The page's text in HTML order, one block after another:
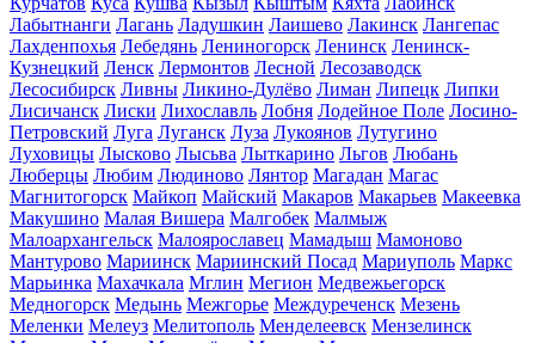
Лабытнанги Лагань Ладушкин Лаишево Лакинск Лангепас
Лахденпохья Лебедянь Лениногорск Ленинск Ленинск-
Кузнецкий Ленск Лермонтов Лесной Лесозаводск
Лесосибирск Ливны Ликино-Дулёво Лиман Липецк Липки
Лисичанск Лиски Лихославль Лобня Лодейное Поле Лосино-
Петровский Луга Луганск Луза Лукоянов Лутугино
Луховицы Лысково Лысьва Лыткарино Льгов Любань
Люберцы Любим Людиново Лянтор Магадан Магас
Магнитогорск Майкоп Майский Макаров Макарьев Макеевка
Макушино Малая Вишера Малгобек Малмыж
Малоархангельск Малоярославец Мамадыш Мамоново
Мантурово Мариинск Мариинский Посад Мариуполь Маркс
Марьинка Махачкала Мглин Мегион Медвежьегорск
Медногорск Медынь Межгорье Междуреченск Мезень
Меленки Мелеуз Мелитополь Менделеевск Мензелинск